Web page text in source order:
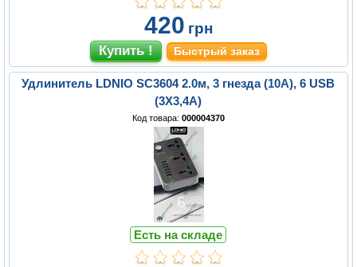
420 грн
Быстрый заказ
Удлинитель LDNIO SC3604 2.0м, 3 гнезда (10А), 6 USB
(3Х3,4А)
Код товара: 000004370
Есть на складе